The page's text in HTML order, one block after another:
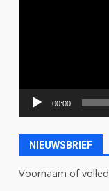
00:00
NIEUWSBRIEF
Voornaam of